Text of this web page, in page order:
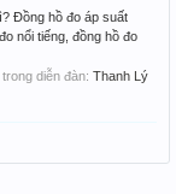
Đồng hồ đo áp suất
nổi tiếng, đồng hồ đo
trong diễn đàn: Thanh Lý